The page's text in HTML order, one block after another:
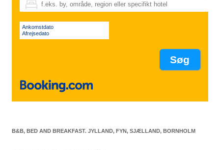
Ankomstdato
Afrejsedato
B&B, BED AND BREAKFAST. JYLLAND, FYN, SJÆLLAND, BORNHOLM